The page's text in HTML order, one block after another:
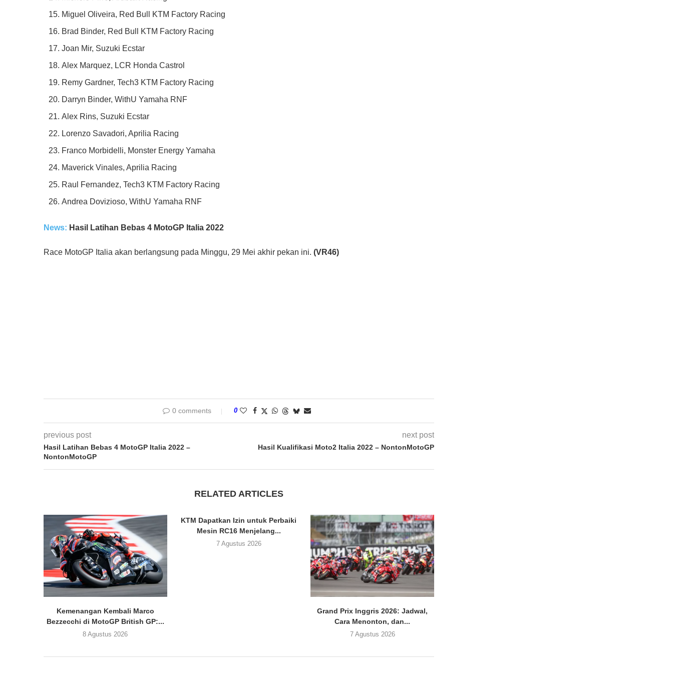
Miguel Oliveira, Red Bull KTM Factory Racing
Brad Binder, Red Bull KTM Factory Racing
Joan Mir, Suzuki Ecstar
Alex Marquez, LCR Honda Castrol
Remy Gardner, Tech3 KTM Factory Racing
Darryn Binder, WithU Yamaha RNF
Alex Rins, Suzuki Ecstar
Lorenzo Savadori, Aprilia Racing
Franco Morbidelli, Monster Energy Yamaha
Maverick Vinales, Aprilia Racing
Raul Fernandez, Tech3 KTM Factory Racing
Andrea Dovizioso, WithU Yamaha RNF
News: Hasil Latihan Bebas 4 MotoGP Italia 2022
Race MotoGP Italia akan berlangsung pada Minggu, 29 Mei akhir pekan ini. (VR46)
0 comments 0
previous post
Hasil Latihan Bebas 4 MotoGP Italia 2022 –
NontonMotoGP
next post
Hasil Kualifikasi Moto2 Italia 2022 – NontonMotoGP
RELATED ARTICLES
Kemenangan Kembali Marco
Bezzecchi di MotoGP British GP:...
8 Agustus 2026
KTM Dapatkan Izin untuk Perbaiki
Mesin RC16 Menjelang...
7 Agustus 2026
Grand Prix Inggris 2026: Jadwal,
Cara Menonton, dan...
7 Agustus 2026